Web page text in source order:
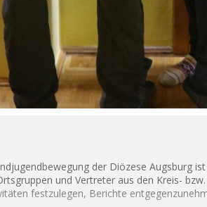
der Diözese Augsburg
und Vertreter aus den Kreis-
festzulegen, Berichte